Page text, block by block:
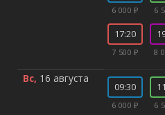
6 000 ₽ 6
17:20
7 500 ₽ 8
Вс, 16 августа
09:30
6 000 ₽ 6